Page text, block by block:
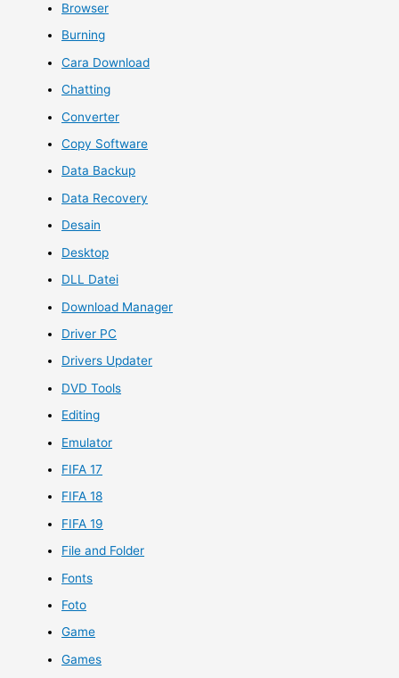
Browser
Burning
Cara Download
Chatting
Converter
Copy Software
Data Backup
Data Recovery
Desain
Desktop
DLL Datei
Download Manager
Driver PC
Drivers Updater
DVD Tools
Editing
Emulator
FIFA 17
FIFA 18
FIFA 19
File and Folder
Fonts
Foto
Game
Games